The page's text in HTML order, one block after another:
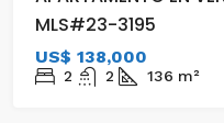
MLS#23-3195
US$ 138,000
2 2 136 m²